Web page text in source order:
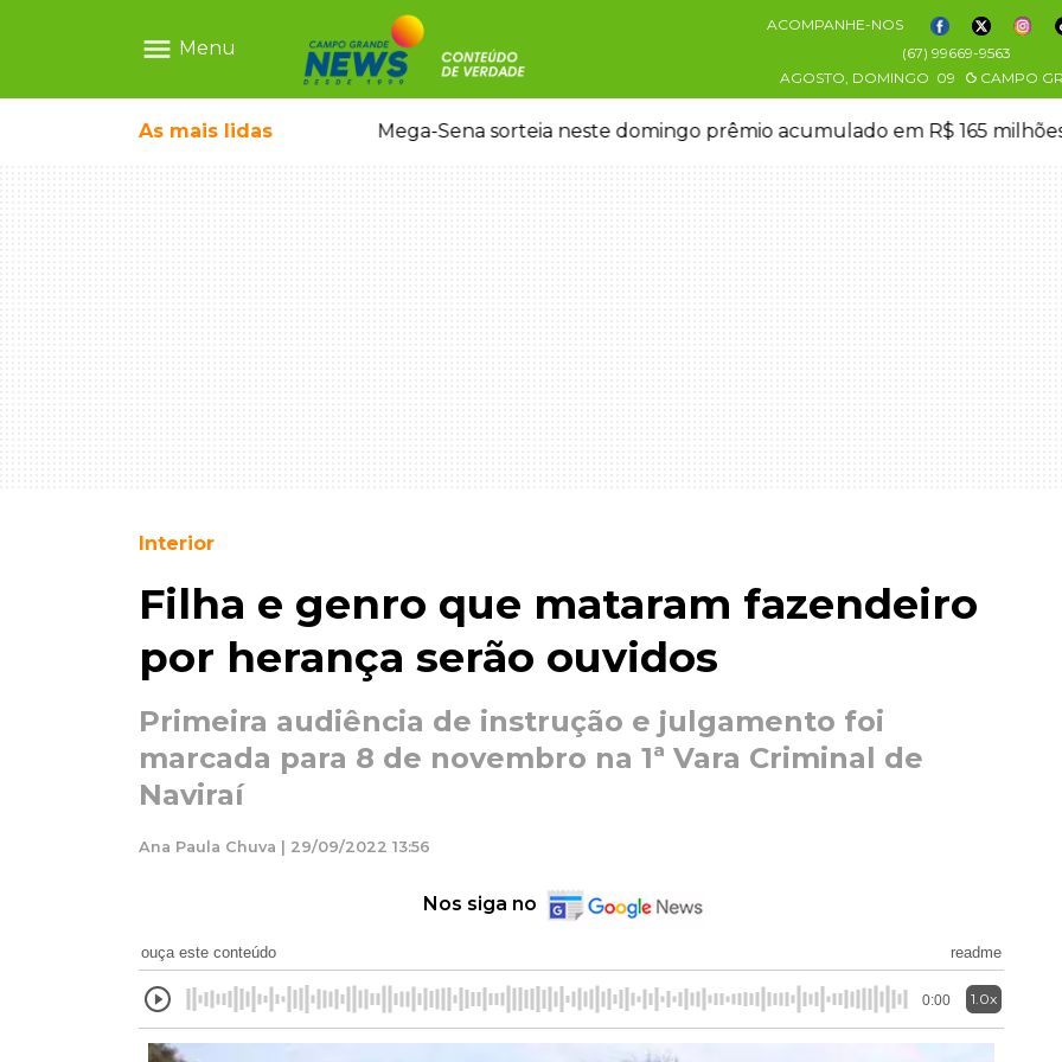
menu Menu
ACOMPANHE-NOS
(67) 99669-9563
AGOSTO, DOMINGO 09 CAMPO
As mais lidas Mega-Sena sorteia neste domingo prêmio acumulado em R$ 165
Interior
Filha e genro que mataram fazendeiro
por herança serão ouvidos
Primeira audiência de instrução e julgamento foi
marcada para 8 de novembro na 1ª Vara Criminal de
Naviraí
Ana Paula Chuva | 29/09/2022 13:56
Nos siga no
ouça este conteúdo readme
0:00 1.0x